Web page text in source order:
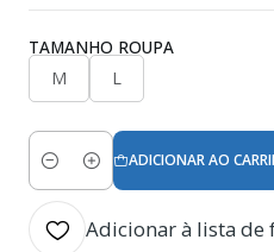
TAMANHO ROUPA
M
L
Quantidade
ADICIONAR AO
Adicionar à lista de